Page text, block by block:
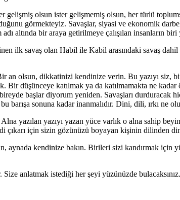
olsun ister gelişmemiş olsun, her türlü
görmekteyiz. Savaşlar, siyasi ve ekonomik
altında bir araya getirilmeye çalışılan insanların
ilk savaş olan Habil ile Kabil arasındaki savaş
an olsun, dikkatinizi kendinize verin. Bu yazıyı siz,
Bir düşünceye katılmak ya da katılmamakta ne
başlar diyorum yeniden. Savaşları durduracak
barışa sonuna kadar inanmalıdır. Dini, dili, ırkı ne
yazılan yazıyı yazan yüce varlık o alna sahip
çıkarı için sizin gözünüzü boyayan kişinin dilinden
aynada kendinize bakın. Birileri sizi kandırmak için
anlatmak istediği her şeyi yüzünüzde